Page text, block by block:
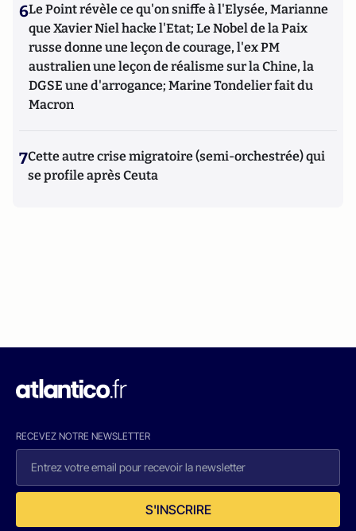
6Le Point révèle ce qu'on sniffe à l'Elysée, Marianne
que Xavier Niel hacke l'Etat; Le Nobel de la Paix
russe donne une leçon de courage, l'ex PM
australien une leçon de réalisme sur la Chine, la
DGSE une d'arrogance; Marine Tondelier fait du
Macron
7Cette autre crise migratoire (semi-orchestrée) qui
se profile après Ceuta
RECEVEZ NOTRE NEWSLETTER
S'INSCRIRE